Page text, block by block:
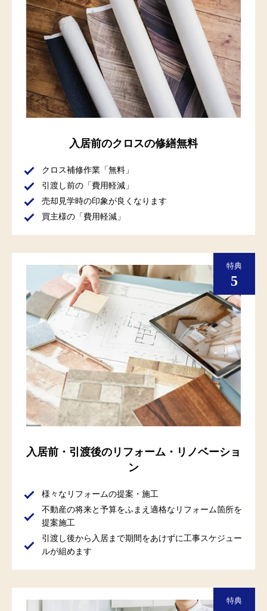
入居前のクロスの修繕無料
クロス補修作業「無料」
引渡し前の「費用軽減」
売却見学時の印象が良くなります
買主様の「費用軽減」
入居前・引渡後のリフォーム・リノベーショ
ン
様々なリフォームの提案・施工
不動産の将来と予算をふまえ適格なリフォーム箇所を
提案施工
引渡し後から入居まで期間をあけずに工事スケジュー
ルが組めます